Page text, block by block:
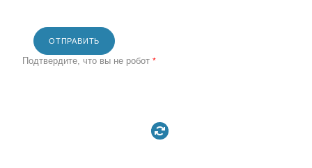
ОТПРАВИТЬ
Подтвердите, что вы не робот *